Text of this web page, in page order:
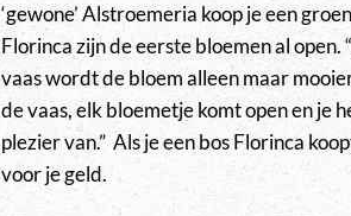
‘gewone’ Alstroemeria koop je een
Florinca zijn de eerste bloemen al open.
vaas wordt de bloem alleen maar
de vaas, elk bloemetje komt open en je
plezier van.” Als je een bos Florinca
voor je geld.